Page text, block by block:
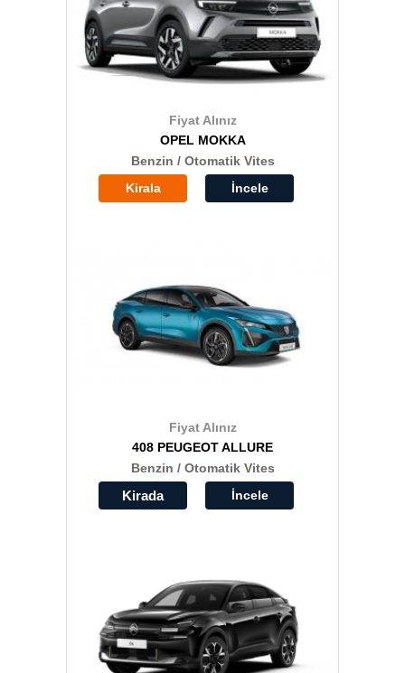
Fiyat Alınız
OPEL MOKKA
Benzin / Otomatik Vites
Kirala
İncele
Fiyat Alınız
408 PEUGEOT ALLURE
Benzin / Otomatik Vites
Kirada İncele